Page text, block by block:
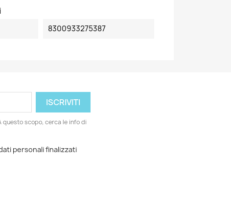
8300933275387
questo scopo, cerca le info di
personali finalizzati